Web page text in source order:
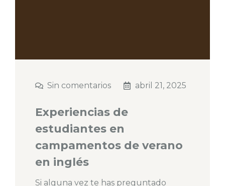
Sin comentarios abril 21, 2025
Experiencias de
estudiantes en
campamentos de verano
en inglés
Si alguna vez te has preguntado